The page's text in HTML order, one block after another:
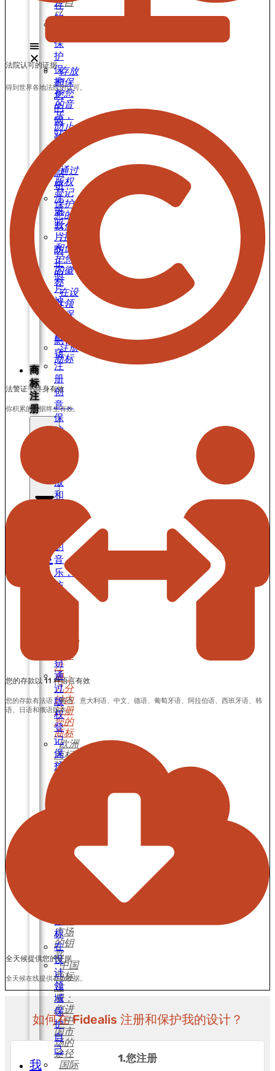
己
存放
和保
护您
的音
乐，
防止
盗窃
通过
版权
登记
保护
您的
软件
注册
和保
护您
的徽
标
在设
计领
域保
己
注册
商标
商
标
注
册
标
注
商标
注
册：
几分
钟内
注册
您的
商标
欧洲
商标
注
市场
的钥
匙
中国
商标
注
册：
您进
入中
国市
场的
途径
国际
存
放
保
护
保
护
您
的
网
站
剽
窃
注
册
照
片，
防
止
照
片
被
剽
窃
注
册
创
意，
保
护
放
和
的
音
乐，
防
窃
通
过
版
权
登
记
保
护
标
在
设
计
领
域
保
护
自
己
我
法院认可的证据
得到世界各地法院的认可。
法警证书终身有效
你积累的证据终生有效。
您的存款以 11 种语言有效
您的存款有法语、英语、意大利语、中文、德语、葡萄牙语、阿拉伯语、西班牙语、韩
语、日语和俄语版本。
全天候提供您的证据
全天候在线提供存款收据。
如何在 Fidealis 注册和保护我的设计？
1.您注册